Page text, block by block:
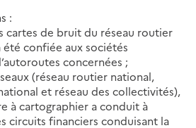
:
cartes de bruit du réseau routier
confiée aux sociétés
concernées ;
(réseau routier national,
et réseau des collectivités),
à cartographier a conduit à
circuits financiers conduisant la